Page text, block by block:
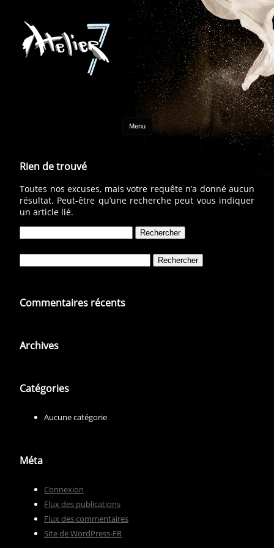
Menu Aller au contenu
Rien de trouvé
Toutes nos excuses, mais votre requête n’a donné aucun
résultat. Peut-être qu’une recherche peut vous indiquer
un article lié.
Commentaires récents
Archives
Catégories
Aucune catégorie
Méta
Connexion
Flux des publications
Flux des commentaires
Site de WordPress-FR